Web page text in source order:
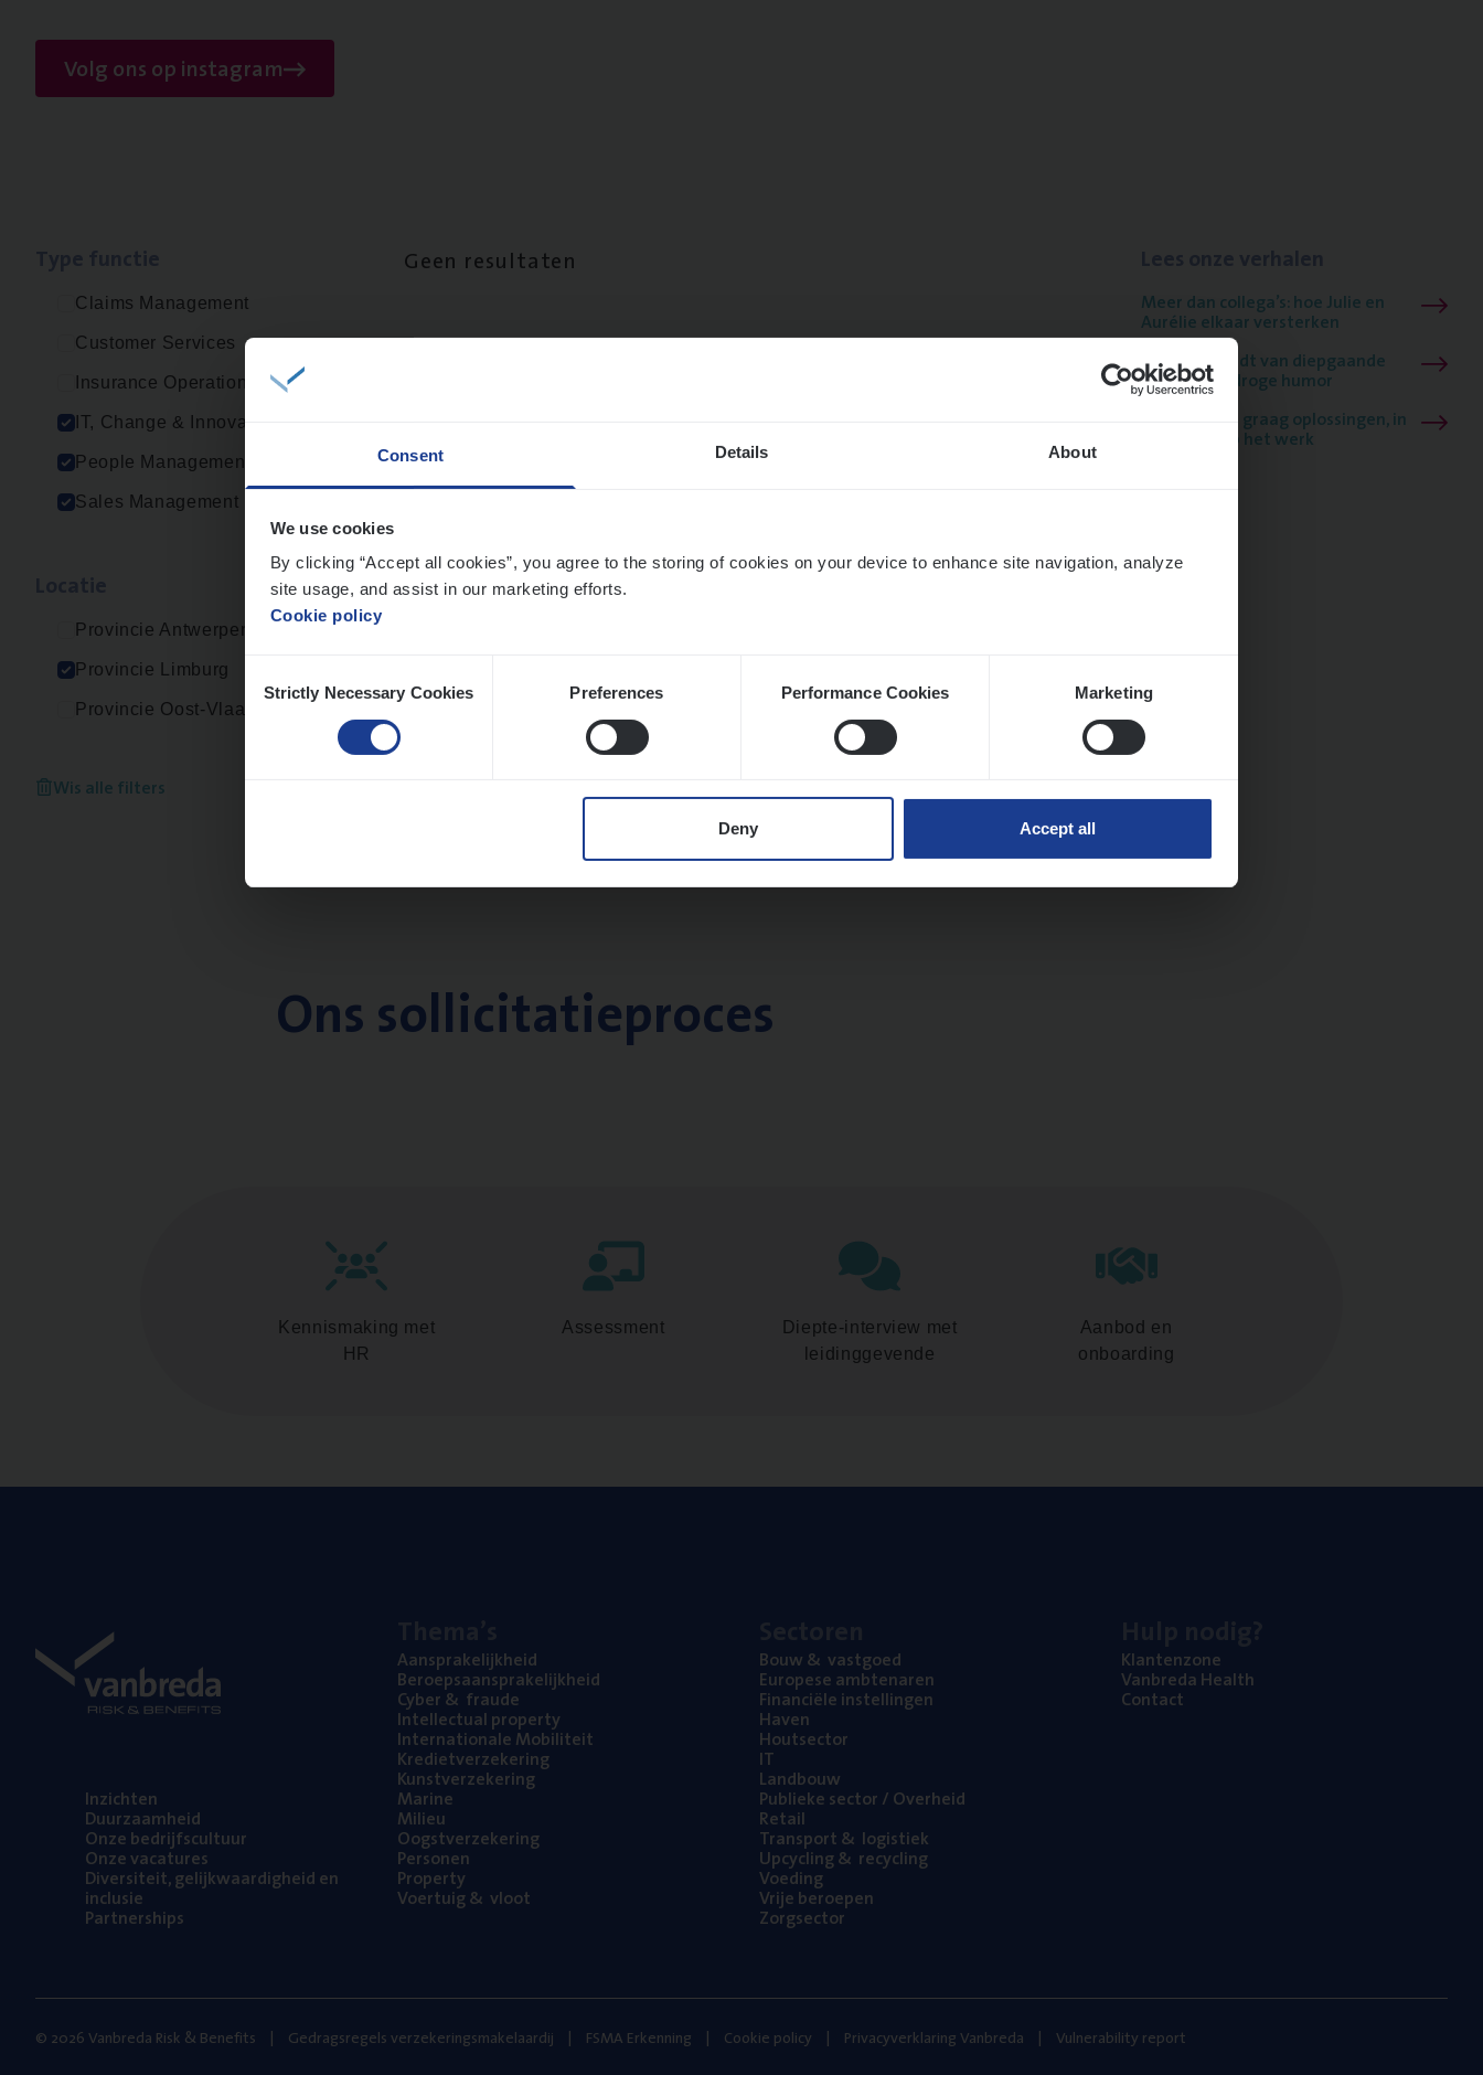
Consent Details About
We use cookies
By clicking “Accept all cookies”, you agree to the storing of cookies on your device to enhance site navigation, analyze
site usage, and assist in our marketing efforts.
Cookie policy
Selection
Strictly Necessary Cookies Preferences Performance Cookies Marketing
Deny Accept all
Volg ons op instagram
Claims Management
Customer Services
Insurance Operations
IT, Change & Innovation
People Management
Sales Management
Provincie Antwerpen
Provincie Limburg
Provincie Oost-Vlaanderen
Wis alle filters
Geen resultaten
Meer dan collega’s: hoe Julie en
Aurélie elkaar versterken
Mathias houdt van diepgaande
dossiers én droge humor
Thalia zoekt graag oplossingen, in
games én op het werk
Ons sollicitatieproces
Kennismaking met
HR
Assessment
Diepte-interview met
leidinggevende
Aanbod en
onboarding
Inzich­ten
Duur­zaam­heid
Onze bedrijfs­cul­tuur
Onze vaca­tu­res
Diver­si­teit, gelijk­waar­dig­heid en
inclusie
Part­ner­ships
Aan­spra­ke­lijk­heid
Beroeps­aan­spra­ke­lijk­heid
Cyber& fraude
Intel­lec­tu­al property
Inter­na­ti­o­na­le Mobiliteit
Kre­diet­ver­ze­ke­ring
Kunst­ver­ze­ke­ring
Mari­ne
Mili­eu
Oogst­ver­ze­ke­ring
Per­so­nen
Pro­per­ty
Voer­tuig& vloot
Bouw& vastgoed
Euro­pe­se ambtenaren
Finan­ci­ë­le instellingen
Haven
Hout­sec­tor
IT
Land­bouw
Publie­ke sec­tor / Overheid
Retail
Trans­port& logistiek
Upcy­cling& recycling
Voe­ding
Vrije beroe­pen
Zorg­sec­tor
Klan­ten­zo­ne
Van­b­re­da Health
Con­tact
© 2026 Vanbreda Risk & Benefits Gedragsregels verzekeringsmakelaardij FSMA Erkenning Cookie policy Privacyverklaring Vanbreda Vulnerability report